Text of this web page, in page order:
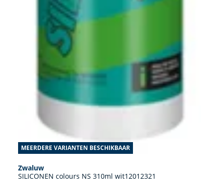
MEERDERE VARIANTEN BESCHIKBAAR
Zwaluw
SILICONEN colours NS 310ml wit12012321